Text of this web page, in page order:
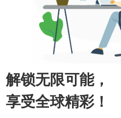
解锁无限可能，
享受全球精彩！